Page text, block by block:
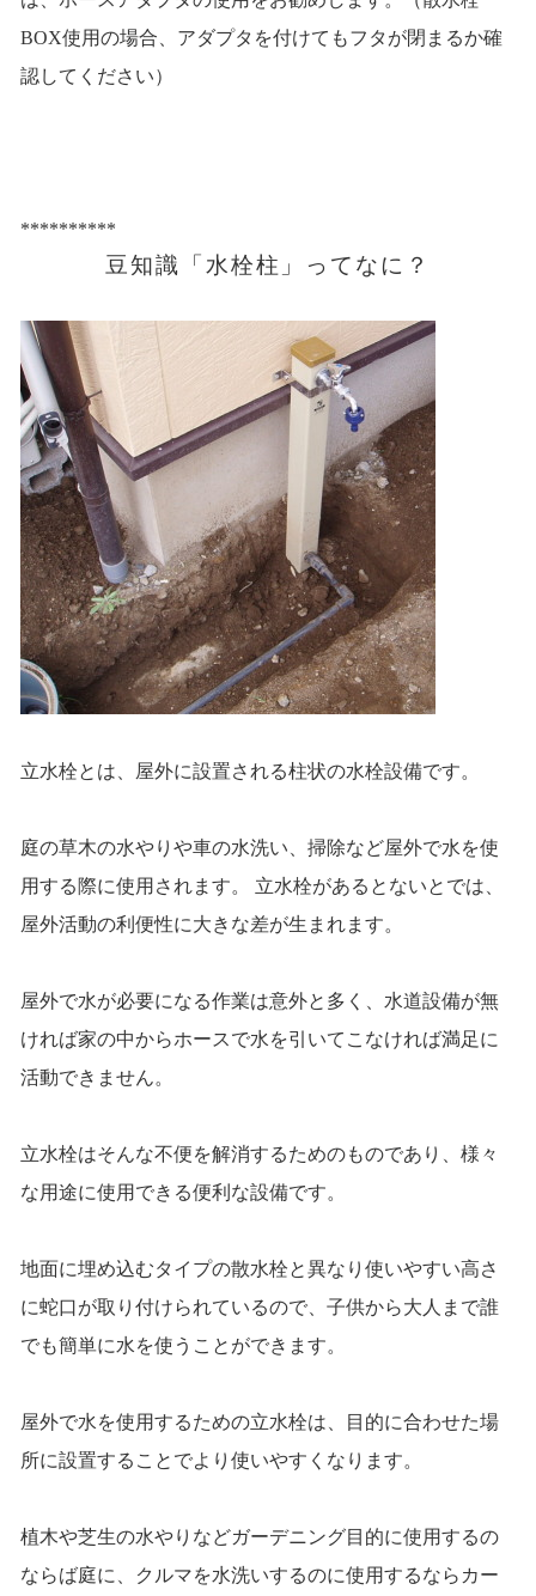
BOX使用の場合、アダプタを付けてもフタが閉まるか確
認してください）
**********
豆知識「水栓柱」ってなに？
立水栓とは、屋外に設置される柱状の水栓設備です。
庭の草木の水やりや車の水洗い、掃除など屋外で水を使
用する際に使用されます。 立水栓があるとないとでは、
屋外活動の利便性に大きな差が生まれます。
屋外で水が必要になる作業は意外と多く、水道設備が無
ければ家の中からホースで水を引いてこなければ満足に
活動できません。
立水栓はそんな不便を解消するためのものであり、様々
な用途に使用できる便利な設備です。
地面に埋め込むタイプの散水栓と異なり使いやすい高さ
に蛇口が取り付けられているので、子供から大人まで誰
でも簡単に水を使うことができます。
屋外で水を使用するための立水栓は、目的に合わせた場
所に設置することでより使いやすくなります。
植木や芝生の水やりなどガーデニング目的に使用するの
ならば庭に、クルマを水洗いするのに使用するならカー